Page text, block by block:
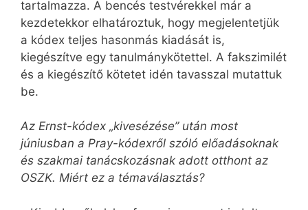
tartalmazza. A bencés testvérekkel már a
kezdetekkor elhatároztuk, hogy megjelentetjük
a kódex teljes hasonmás kiadását is,
kiegészítve egy tanulmánykötettel. A fakszimilét
és a kiegészítő kötetet idén tavasszal mutattuk
be.
Az Ernst-kódex „kivesézése” után most
júniusban a Pray-kódexről szóló előadásoknak
és szakmai tanácskozásnak adott otthont az
OSZK. Miért ez a témaválasztás?